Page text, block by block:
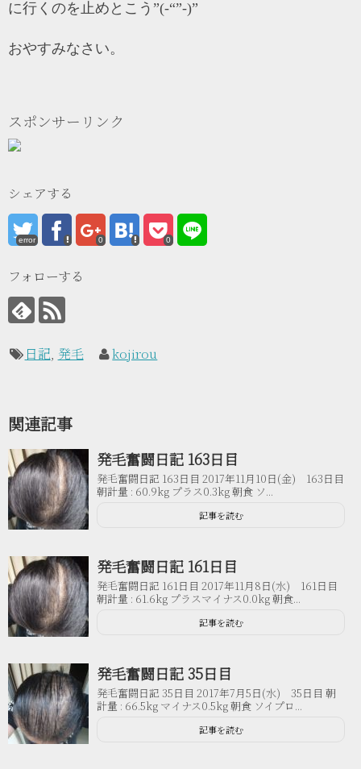
に行くのを止めとこう”(-“”-)”
おやすみなさい。
スポンサーリンク
シェアする
error 0 0
フォローする
日記, 発毛 kojirou
関連記事
発毛奮闘日記 163日目
発毛奮闘日記 163日目 2017年11月10日(金) 163日目
朝計量 : 60.9kg プラス0.3kg 朝食 ソ...
記事を読む
発毛奮闘日記 161日目
発毛奮闘日記 161日目 2017年11月8日(水) 161日目
朝計量 : 61.6kg プラスマイナス0.0kg 朝食...
記事を読む
発毛奮闘日記 35日目
発毛奮闘日記 35日目 2017年7月5日(水) 35日目 朝
計量 : 66.5kg マイナス0.5kg 朝食 ソイプロ...
記事を読む